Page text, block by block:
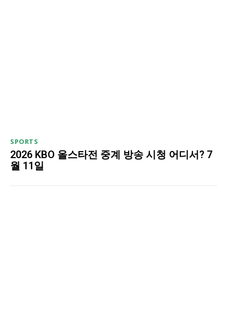
SPORTS
2026 KBO 올스타전 중계 방송 시청 어디서? 7
월 11일